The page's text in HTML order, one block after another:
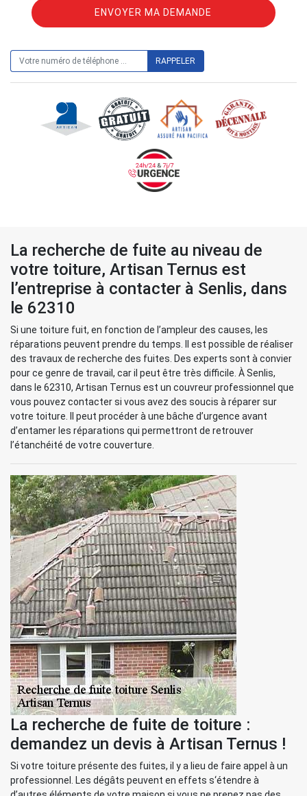
La recherche de fuite au niveau de
votre toiture, Artisan Ternus est
l’entreprise à contacter à Senlis, dans
le 62310
Si une toiture fuit, en fonction de l’ampleur des causes, les
réparations peuvent prendre du temps. Il est possible de réaliser
des travaux de recherche des fuites. Des experts sont à convier
pour ce genre de travail, car il peut être très difficile. À Senlis,
dans le 62310, Artisan Ternus est un couvreur professionnel que
vous pouvez contacter si vous avez des soucis à réparer sur
votre toiture. Il peut procéder à une bâche d’urgence avant
d’entamer les réparations qui permettront de retrouver
l’étanchéité de votre couverture.
La recherche de fuite de toiture :
demandez un devis à Artisan Ternus !
Si votre toiture présente des fuites, il y a lieu de faire appel à un
professionnel. Les dégâts peuvent en effets s‘étendre à